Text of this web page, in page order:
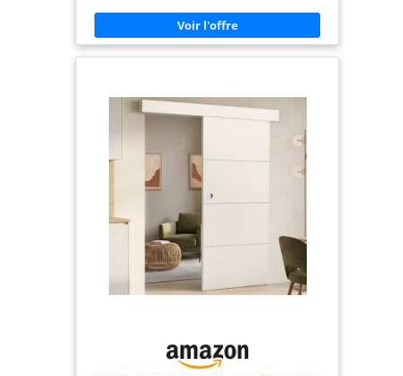
Facile à installer, ce kit complet avec rail et
fixations vous permet de mettre en place
rapidement une solution pratique et esthétique
au quotidien Pratique et fonctionnelle, cette porte
L.83 x l.4 x H.204 cm - Kit porte coulissante effet
bois avec rail, fixations, guide au sol et 2 poignées